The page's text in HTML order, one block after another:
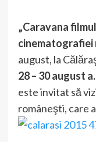
„Caravana
cinematografiei
august, la
28 – 30 august
este invitat să
româneşti, care